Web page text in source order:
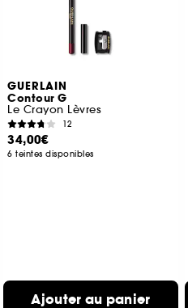
GUERLAIN
Contour G
Le Crayon Lèvres
12
34,00€
6 teintes disponibles
Ajouter au panier